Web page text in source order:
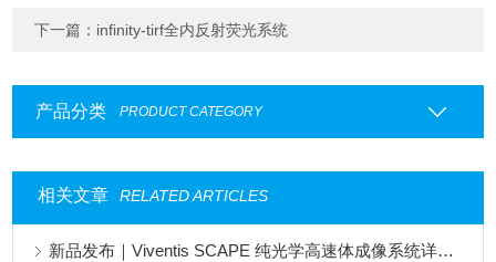
下一篇： infinity-tirf全内反射荧光系统
产品分类 PRODUCT CATEGORY
相关文章 RELATED ARTICLES
新品发布｜Viventis SCAPE 纯光学高速体成像系统详解 第三弹